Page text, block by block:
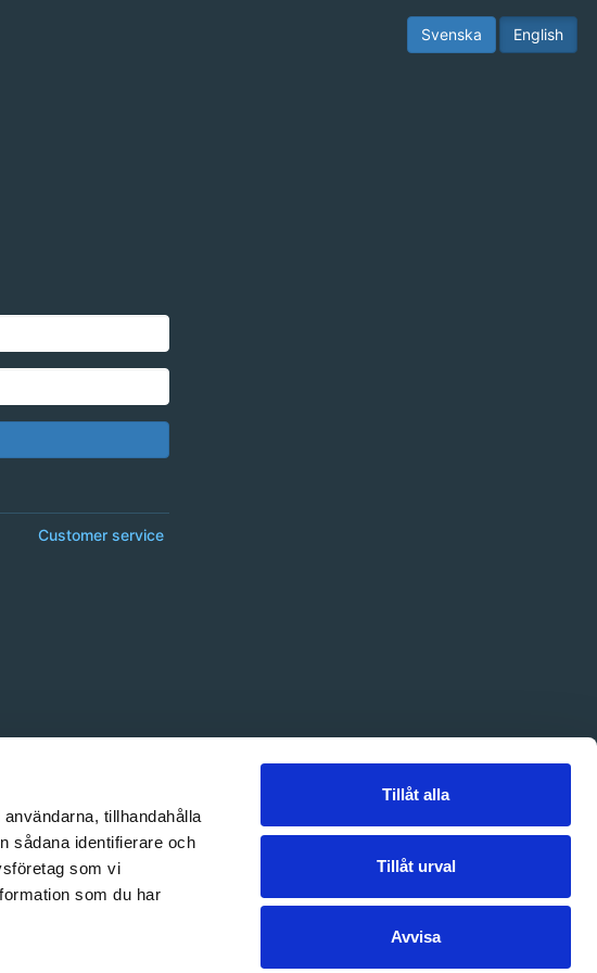
tillhandahålla
sådana identifierare och
som vi
som du har
Tillåt alla
Tillåt urval
Avvisa
English
Svenska
Customer service